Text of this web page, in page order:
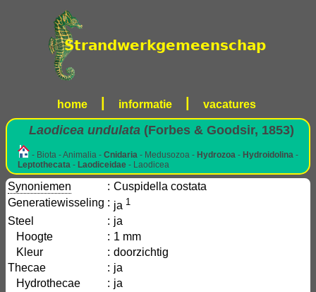
home informatie vacatures
Laodicea undulata (Forbes & Goodsir, 1853)
- Biota - Animalia - Cnidaria - Medusozoa - Hydrozoa - Hydroidolina -
Leptothecata - Laodiceidae - Laodicea
Synoniemen : Cuspidella costata
Generatiewisseling : ja 1
Steel : ja
Hoogte
: 1 mm
Kleur
: doorzichtig
Thecae
: ja
Hydrothecae
: ja